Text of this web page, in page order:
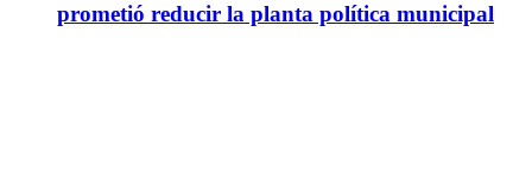
prometió reducir la planta política municipal